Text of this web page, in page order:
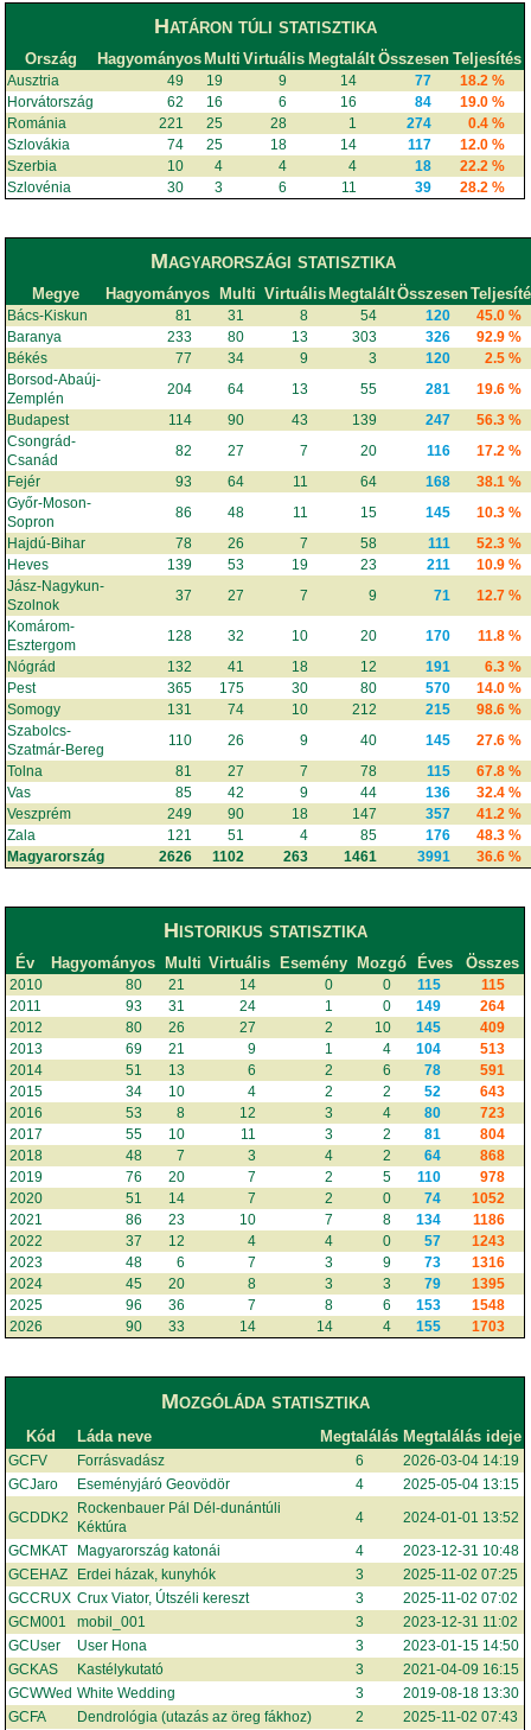
Határon túli statisztika
Ország HagyományosMulti Virtuális Megtalált Összesen Teljesítés
Ausztria 49 19 9 14 77
18.2 %
Horvátország
62 16 6 16 84
19.0 %
Románia
221 25 28 1 274
0.4 %
Szlovákia
74 25 18 14 117
12.0 %
Szerbia
10 4 4 4 18
22.2 %
Szlovénia
30 3 6 11 39 28.2 %
Magyarországi statisztika
Megye Hagyományos Multi VirtuálisMegtaláltÖsszesen
Bács-Kiskun 81 31 8 54 120
45.0 %
Baranya
233 80 13 303 326
92.9 %
Békés
77 34 9 3 120
2.5 %
Borsod-Abaúj-
Zemplén
204 64 13 55 281
19.6 %
Budapest
114 90 43 139 247
56.3 %
Csongrád-
Csanád
82 27 7 20 116
17.2 %
Fejér
93 64 11 64 168
38.1 %
Győr-Moson-
Sopron
86 48 11 15 145
10.3 %
Hajdú-Bihar
78 26 7 58 111
52.3 %
Heves
139 53 19 23 211
10.9 %
Jász-Nagykun-
Szolnok
37 27 7 9 71
12.7 %
Komárom-
Esztergom
128 32 10 20 170
11.8 %
Nógrád
132 41 18 12 191
6.3 %
Pest
365 175 30 80 570
14.0 %
Somogy
131 74 10 212 215
98.6 %
Szabolcs-
Szatmár-Bereg
110 26 9 40 145
27.6 %
Tolna
81 27 7 78 115
67.8 %
Vas
85 42 9 44 136
32.4 %
Veszprém
249 90 18 147 357
41.2 %
Zala
121 51 4 85 176
48.3 %
Magyarország
2626 1102 263 1461 3991 36.6 %
Historikus statisztika
Év Hagyományos Multi Virtuális Esemény Mozgó Éves Összes
2010 80 21 14 0 0 115
115
2011
93 31 24 1 0 149
264
2012
80 26 27 2 10 145
409
2013
69 21 9 1 4 104
513
2014
51 13 6 2 6 78
591
2015
34 10 4 2 2 52
643
2016
53 8 12 3 4 80
723
2017
55 10 11 3 2 81
804
2018
48 7 3 4 2 64
868
2019
76 20 7 2 5 110
978
2020
51 14 7 2 0 74
1052
2021
86 23 10 7 8 134
1186
2022
37 12 4 4 0 57
1243
2023
48 6 7 3 9 73
1316
2024
45 20 8 3 3 79
1395
2025
96 36 7 8 6 153
1548
2026
90 33 14 14 4 155 1703
Mozgóláda statisztika
Kód Láda neve Megtalálás Megtalálás ideje
GCFV Forrásvadász 6
2026-03-04 14:19
GCJaro
Eseményjáró Geovödör 4
2025-05-04 13:15
GCDDK2
Rockenbauer Pál Dél-dunántúli
Kéktúra
4
2024-01-01 13:52
GCMKAT
Magyarország katonái 4
2023-12-31 10:48
GCEHAZ
Erdei házak, kunyhók 3
2025-11-02 07:25
GCCRUX Crux Viator, Útszéli kereszt 3
2025-11-02 07:02
GCM001
mobil_001 3
2023-12-31 11:02
GCUser
User Hona 3
2023-01-15 14:50
GCKAS
Kastélykutató 3
2021-04-09 16:15
GCWWed White Wedding 3
2019-08-18 13:30
GCFA
Dendrológia (utazás az öreg fákhoz) 2
2025-11-02 07:43